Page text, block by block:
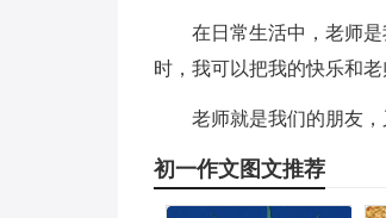
在日常生活中，老师
时，我可以把我的快乐和
老师就是我们的朋友
初一作文图文推荐